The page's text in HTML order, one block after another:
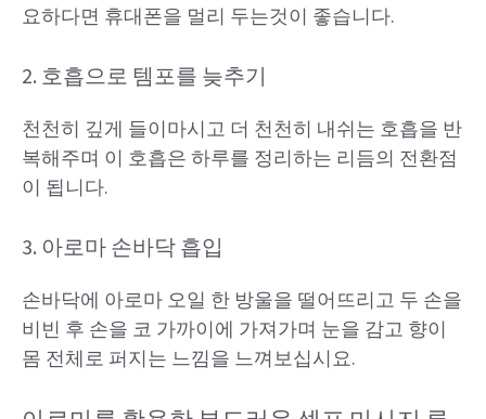
요하다면 휴대폰을 멀리 두는것이 좋습니다.
2. 호흡으로 템포를 늦추기
천천히 깊게 들이마시고 더 천천히 내쉬는 호흡을 반
복해주며 이 호흡은 하루를 정리하는 리듬의 전환점
이 됩니다.
3. 아로마 손바닥 흡입
손바닥에 아로마 오일 한 방울을 떨어뜨리고 두 손을
비빈 후 손을 코 가까이에 가져가며 눈을 감고 향이
몸 전체로 퍼지는 느낌을 느껴보십시요.